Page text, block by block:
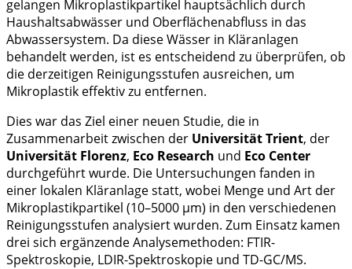
gelangen Mikroplastikpartikel hauptsächlich durch
Haushaltsabwässer und Oberflächenabfluss in das
Abwassersystem. Da diese Wässer in Kläranlagen
behandelt werden, ist es entscheidend zu überprüfen, ob
die derzeitigen Reinigungsstufen ausreichen, um
Mikroplastik effektiv zu entfernen.
Dies war das Ziel einer neuen Studie, die in
Zusammenarbeit zwischen der Universität Trient, der
Universität Florenz, Eco Research und Eco Center
durchgeführt wurde. Die Untersuchungen fanden in
einer lokalen Kläranlage statt, wobei Menge und Art der
Mikroplastikpartikel (10–5000 μm) in den verschiedenen
Reinigungsstufen analysiert wurden. Zum Einsatz kamen
drei sich ergänzende Analysemethoden: FTIR-
Spektroskopie, LDIR-Spektroskopie und TD-GC/MS.